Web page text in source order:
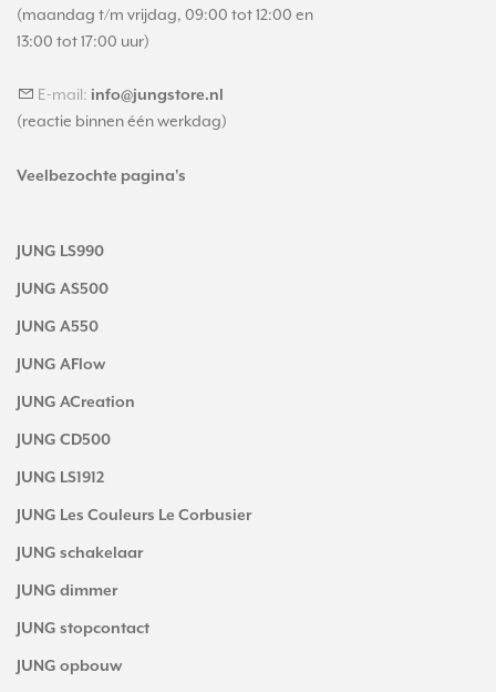
(maandag t/m vrijdag, 09:00 tot 12:00 en
13:00 tot 17:00 uur)
E-mail: info@jungstore.nl
(reactie binnen één werkdag)
Veelbezochte pagina's
JUNG LS990
JUNG AS500
JUNG A550
JUNG AFlow
JUNG ACreation
JUNG CD500
JUNG LS1912
JUNG Les Couleurs Le Corbusier
JUNG schakelaar
JUNG dimmer
JUNG stopcontact
JUNG opbouw